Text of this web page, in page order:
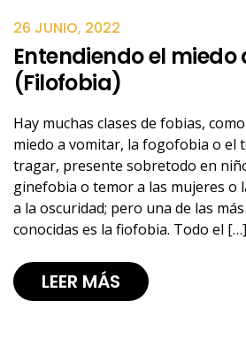
26 JUNIO, 2022
Entendiendo el miedo
(Filofobia)
Hay muchas clases de fobias,
miedo a vomitar, la fogofobia o el
tragar, presente sobretodo en
ginefobia o temor a las mujeres o
a la oscuridad; pero una de las
conocidas es la fiofobia. Todo el […]
LEER MÁS